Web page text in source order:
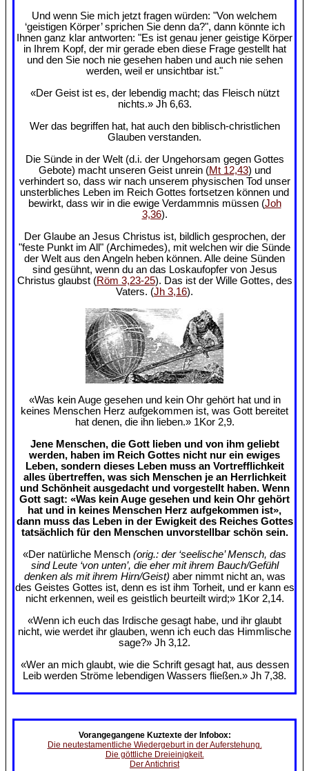
Und wenn Sie mich jetzt fragen würden: "Von welchem
‘geistigen Körper’ sprichen Sie denn da?", dann könnte ich
Ihnen ganz klar antworten: "Es ist genau jener geistige Körper
in Ihrem Kopf, der mir gerade eben diese Frage gestellt hat
und den Sie noch nie gesehen haben und auch nie sehen
werden, weil er unsichtbar ist."
«Der Geist ist es, der lebendig macht; das Fleisch nützt
nichts.» Jh 6,63.
Wer das begriffen hat, hat auch den biblisch-christlichen
Glauben verstanden.
Die Sünde in der Welt (d.i. der Ungehorsam gegen Gottes
Gebote) macht unseren Geist unrein (Mt 12,43) und
verhindert so, dass wir nach unserem physischen Tod unser
unsterbliches Leben im Reich Gottes fortsetzen können und
bewirkt, dass wir in die ewige Verdammnis müssen (Joh
3,36).
Der Glaube an Jesus Christus ist, bildlich gesprochen, der
"feste Punkt im All" (Archimedes), mit welchen wir die Sünde
der Welt aus den Angeln heben können. Alle deine Sünden
sind gesühnt, wenn du an das Loskaufopfer von Jesus
Christus glaubst (Röm 3,23-25). Das ist der Wille Gottes, des
Vaters. (Jh 3,16).
«Was kein Auge gesehen und kein Ohr gehört hat und in
keines Menschen Herz aufgekommen ist, was Gott bereitet
hat denen, die ihn lieben.» 1Kor 2,9.
Jene Menschen, die Gott lieben und von ihm geliebt
werden, haben im Reich Gottes nicht nur ein ewiges
Leben, sondern dieses Leben muss an Vortrefflichkeit
alles übertreffen, was sich Menschen je an Herrlichkeit
und Schönheit ausgedacht und vorgestellt haben. Wenn
Gott sagt: «Was kein Auge gesehen und kein Ohr gehört
hat und in keines Menschen Herz aufgekommen ist»,
dann muss das Leben in der Ewigkeit des Reiches Gottes
tatsächlich für den Menschen unvorstellbar schön sein.
«Der natürliche Mensch (orig.: der ‘seelische’ Mensch, das
sind Leute ‘von unten’, die eher mit ihrem Bauch/Gefühl
denken als mit ihrem Hirn/Geist) aber nimmt nicht an, was
des Geistes Gottes ist, denn es ist ihm Torheit, und er kann es
nicht erkennen, weil es geistlich beurteilt wird;» 1Kor 2,14.
«Wenn ich euch das Irdische gesagt habe, und ihr glaubt
nicht, wie werdet ihr glauben, wenn ich euch das Himmlische
sage?» Jh 3,12.
«Wer an mich glaubt, wie die Schrift gesagt hat, aus dessen
Leib werden Ströme lebendigen Wassers fließen.» Jh 7,38.
Vorangegangene Kuztexte der Infobox:
Die neutestamentliche Wiedergeburt in der Auferstehung.
Die göttliche Dreieinigkeit.
Der Antichrist